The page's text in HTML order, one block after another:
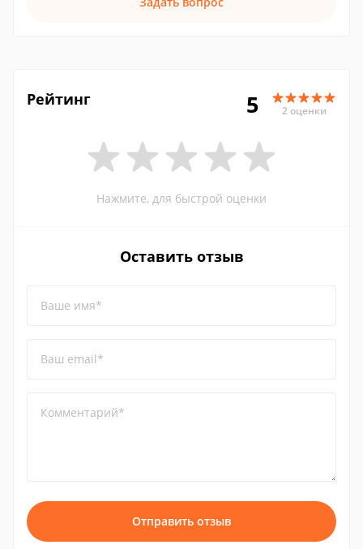
Рейтинг 5 2 оценки
Нажмите, для быстрой оценки
Оставить отзыв
Ваше имя*
Ваш email*
Комментарий*
Отправить отзыв